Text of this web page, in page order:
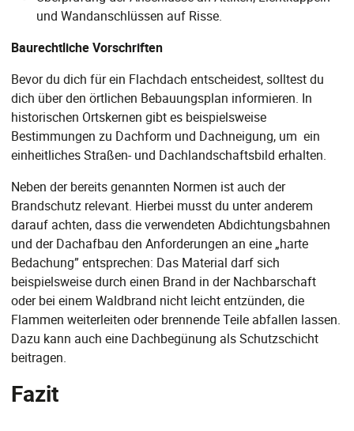
und Wandanschlüssen auf Risse.
Baurechtliche Vorschriften
Bevor du dich für ein Flachdach entscheidest, solltest du
dich über den örtlichen Bebauungsplan informieren. In
historischen Ortskernen gibt es beispielsweise
Bestimmungen zu Dachform und Dachneigung, um ein
einheitliches Straßen- und Dachlandschaftsbild erhalten.
Neben der bereits genannten Normen ist auch der
Brandschutz relevant. Hierbei musst du unter anderem
darauf achten, dass die verwendeten Abdichtungsbahnen
und der Dachafbau den Anforderungen an eine „harte
Bedachung” entsprechen: Das Material darf sich
beispielsweise durch einen Brand in der Nachbarschaft
oder bei einem Waldbrand nicht leicht entzünden, die
Flammen weiterleiten oder brennende Teile abfallen lassen.
Dazu kann auch eine Dachbegünung als Schutzschicht
beitragen.
Fazit